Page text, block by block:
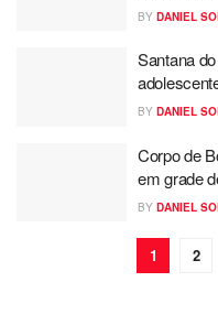
BY DANIEL
Santana
BY DANIEL
Corpo de
em grade
BY DANIEL
1 2